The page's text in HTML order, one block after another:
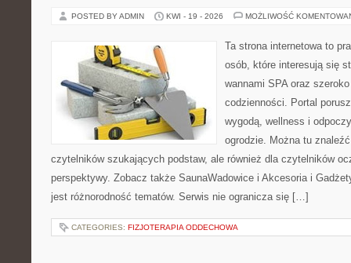
POSTED BY ADMIN KWI - 19 - 2026 MOŻLIWOŚĆ
Ta strona internetowa to
osób, które interesują się
wannami SPA oraz
codzienności. Portal
wygodą, wellness i
ogrodzie. Można tu
czytelników szukających podstaw, ale również dla czytelników
perspektywy. Zobacz także SaunaWadowice i Akcesoria i
jest różnorodność tematów. Serwis nie ogranicza się […]
CATEGORIES: FIZJOTERAPIA ODDECHOWA